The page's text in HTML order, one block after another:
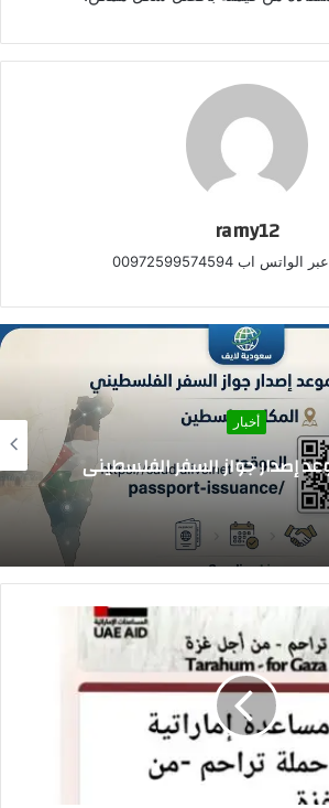
ramy12
اب 00972599574594
أخبار
في الجمعية الخيرية لدعم
الأسرة الفلسطينية